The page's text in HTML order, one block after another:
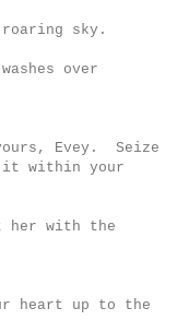
roaring sky.
over
Evey.
Seize
it within your
her with the
heart up to the